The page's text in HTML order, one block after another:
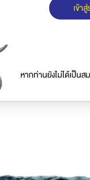
เข้า
หากท่านยังไม่ได้เป็น